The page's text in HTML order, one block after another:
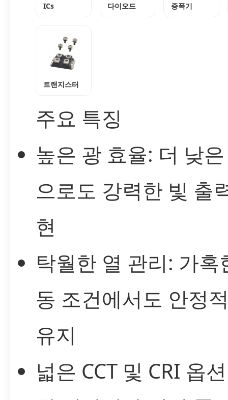
ICs 다이오드 증폭기
트랜지스터
주요 특징
높은 광 효율: 더 낮
으로도 강력한 빛 출
현
탁월한 열 관리: 가혹
동 조건에서도 안정
유지
넓은 CCT 및 CRI 옵